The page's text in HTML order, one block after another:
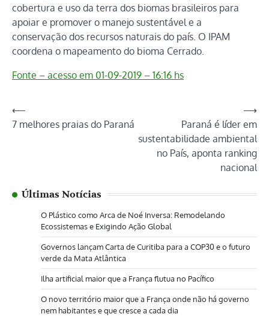
cobertura e uso da terra dos biomas brasileiros para
apoiar e promover o manejo sustentável e a
conservação dos recursos naturais do país. O IPAM
coordena o mapeamento do bioma Cerrado.
Fonte – acesso em 01-09-2019 – 16:16 hs
Navegação
de
⟵
7 melhores praias do Paraná
Paraná é líder em
sustentabilidade ambiental
no País, aponta ranking
nacional
⟶
Últimas Notícias
O Plástico como Arca de Noé Inversa: Remodelando
Ecossistemas e Exigindo Ação Global
Governos lançam Carta de Curitiba para a COP30 e o futuro
verde da Mata Atlântica
Ilha artificial maior que a França flutua no Pacífico
O novo território maior que a França onde não há governo
nem habitantes e que cresce a cada dia